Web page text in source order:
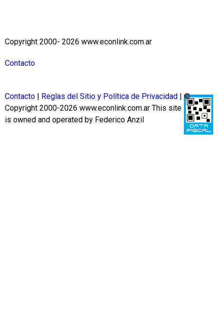
Copyright 2000- 2026 www.econlink.com.ar
Contacto
Contacto Reglas del Sitio y Política de Privacidad
| ©
Copyright 2000-2026 www.econlink.com.ar This site
is owned and operated by Federico Anzil